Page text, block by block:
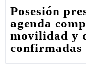
Posesión
agenda
movilidad y
confirmadas